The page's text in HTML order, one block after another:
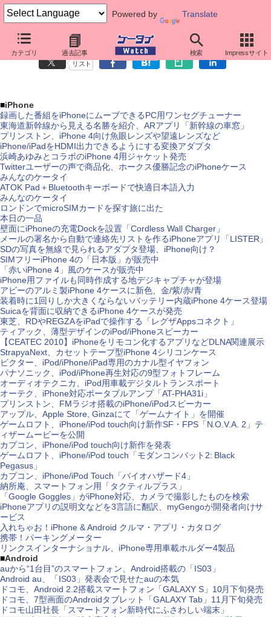
Powered by Translate
カテゴリ 過去記事 検索 Impressサイト
先週のスマートフォン関連ニュース（10月4日～10月10日）
リスト
■iPhone
録画した番組をiPhoneにムーブできるPC用ワンセグチューナー
東海道新幹線から見える名勝を紹介、ARアプリ「新幹線の車窓」
プリンストン、iPhone 4向け魚眼レンズや望遠レンズなど
iPhone/iPadをHDMI出力できるようにする変換アダプタ
浜崎あゆみとコラボのiPhone 4用ジャケット発売
Twitterユーザーの声で商品化、ホークス優勝記念のiPhoneケース
みんなのケータイ
ATOK Pad＋Bluetoothキーボードで快適日本語入力
みんなのケータイ
ロンドンでmicroSIMカードを探す旅に出た
本日の一品
壁面にiPhoneの充電Dockを設置「Cordless Wall Charger」
メールの署名から自動で連絡先リストを作るiPhoneアプリ「LISTER」
SDの写真を無線で見られるアダプタ登場、iPhone向け？
SIMフリーiPhone 4の「日本版」が販売中
「赤いiPhone 4」風のケースが販売中
iPhone用ファイルも同時作成する地デジキャプチャが登場
アビーのアルミ製iPhone 4ケースに新色、金/紫/赤/青
装着時に1回りしか大きくならないバッテリー内蔵iPhone 4ケース登場
Suicaを背面に収納できるiPhone 4ケースが発売
東芝、RDやREGZAをiPadで操作する「レグザAppsコネクト」
ティアック、薄型デザインのiPod/iPhoneスピーカー
【CEATEC 2010】iPhoneをリモコン化するアプリなどDLNA関連展示
StrapyaNext、カセットテープ型iPhone 4シリコンケース
ビクター、iPod/iPhone/iPad専用のカナル型イヤフォン
パナソニック、iPod/iPhone再生対応の9型フォトフレーム
オーディオテクニカ、iPod用車載デジタルトランスポート
オーテク、iPhone対応ポータブルアンプ「AT-PHA31i」
プリンストン、FMラジオ搭載のiPhone/iPodスピーカー
アップル、Apple Store, Ginzaにて「ゲームナイト」を開催
ゲームロフト、iPhone/iPod touch向け新作SF・FPS「N.O.V.A. 2」テ
ィザームービーを公開
カプコン、iPhone/iPod touch向け新作を発表
ゲームロフト、iPhone/iPod touch「モダンコンバット2: Black
Pegasus」
カプコン、iPhone/iPod Touch「バイオハザード4」
納所庵、スマートフォン用「タクティルプラス」
「Google Goggles」がiPhone対応、カメラで撮影したものを検索
iPhoneアプリの説明文などを3言語に翻訳、myGengoが開発者向けサ
ービス
入れちゃお！iPhone & Android クルマ・アプリ・カタログ
携帯！パーキングメーター
リンクスインターナショナル、iPhone専用車載ホルダー4製品
■Android
auから“1台目”のスマートフォン、Android搭載の「IS03」
Android au、「IS03」発表会で見せたauの本気
ドコモ、Android 2.2搭載スマートフォン「GALAXY S」10月下旬発売
ドコモ、7型画面のAndroidタブレット「GALAXY Tab」11月下旬発売
ドコモ山田社長「スマートフォン新時代にふさわしい端末」